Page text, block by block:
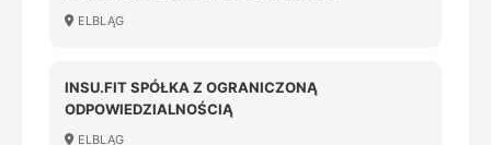
ELBLĄG
INSU.FIT SPÓŁKA Z OGRANICZONĄ
ODPOWIEDZIALNOŚCIĄ
ELBLĄG